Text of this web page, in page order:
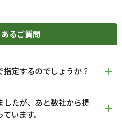
るご質問
定するのでしょうか？
したが、あと数社から提
います。